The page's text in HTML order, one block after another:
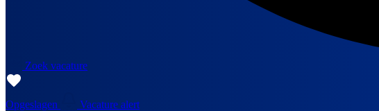
Zoek vacature
Opgeslagen Vacature alert